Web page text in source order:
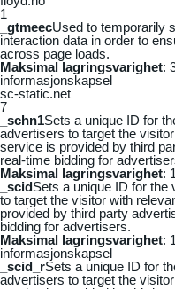
1
_gtmeecUsed to temporarily
interaction data in order to
across page loads.
Maksimal lagringsvarighet:
informasjonskapsel
sc-static.net
7
_schn1Sets a unique ID for
advertisers to target the
service is provided by third
real-time bidding for
Maksimal lagringsvarighet:
_scidSets a unique ID for the
to target the visitor with
provided by third party
bidding for advertisers.
Maksimal lagringsvarighet:
informasjonskapsel
_scid_rSets a unique ID for
advertisers to target the